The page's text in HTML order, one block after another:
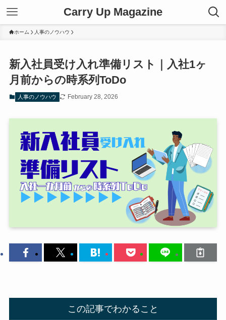
Carry Up Magazine
ホーム 人事のノウハウ
新入社員受け入れ準備リスト｜入社1ヶ
月前からの時系列ToDo
人事のノウハウ February 28, 2026
この記事でわかること